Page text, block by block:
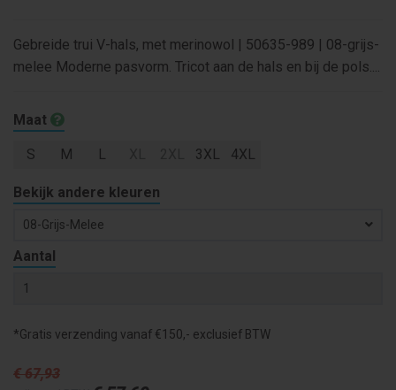
Gebreide trui V-hals, met merinowol | 50635-989 | 08-grijs-
melee Moderne pasvorm. Tricot aan de hals en bij de pols....
Maat
S M L 3XL 4XL
Bekijk andere kleuren
08-Grijs-Melee
Aantal
*Gratis verzending vanaf €150,- exclusief BTW
€ 67,93